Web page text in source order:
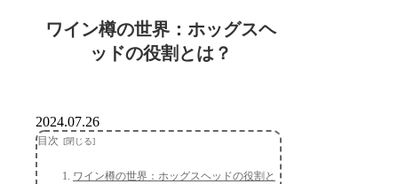
ワイン樽の世界：ホッグスヘ
ッドの役割とは？
2024.07.26
目次
ワイン樽の世界：ホッグスヘッドの役割と